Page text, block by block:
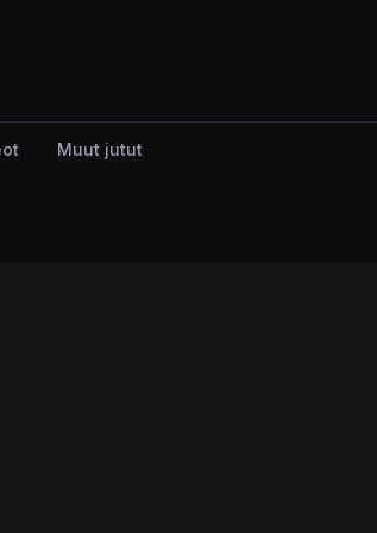
Muut jutut